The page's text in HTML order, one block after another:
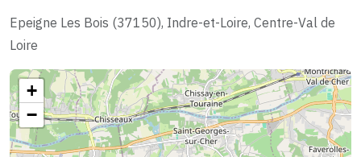
Epeigne Les Bois (37150), Indre-et-Loire, Centre-Val de
Loire
+
−